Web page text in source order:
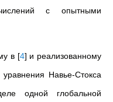
с опытными
в [4] и реализованному
Навье-Стокса
одной глобальной